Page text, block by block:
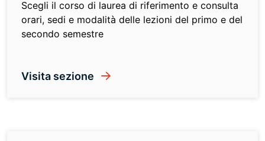
Scegli il corso di laurea di riferimento e consulta
orari, sedi e modalità delle lezioni del primo e del
secondo semestre
Visita sezione